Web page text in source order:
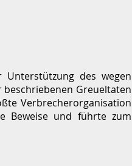
Unterstützung des wegen
Greueltaten
Verbrecherorganisation
Beweise und führte zum